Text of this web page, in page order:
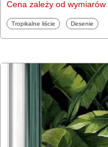
Cena zależy od wymiarów
Fototapety
Tropikalne liście Fototapety
Desenie